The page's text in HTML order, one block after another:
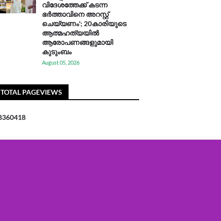
വിദേശത്തേക്ക് കടന്ന
ഭർത്താവിനെ അറസ്റ്റ്
ചെയ്യണം'; 20കാരിയുടെ
ആത്മഹത്യയിൽ
ആരോപണങ്ങളുമായി
കുടുംബം
August 05, 2026
TOTAL PAGEVIEWS
360418